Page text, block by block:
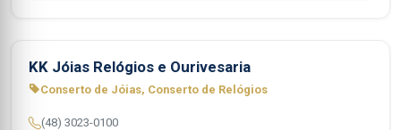
KK Jóias Relógios e Ourivesaria
Conserto de Jóias, Conserto de Relógios
(48) 3023-0100